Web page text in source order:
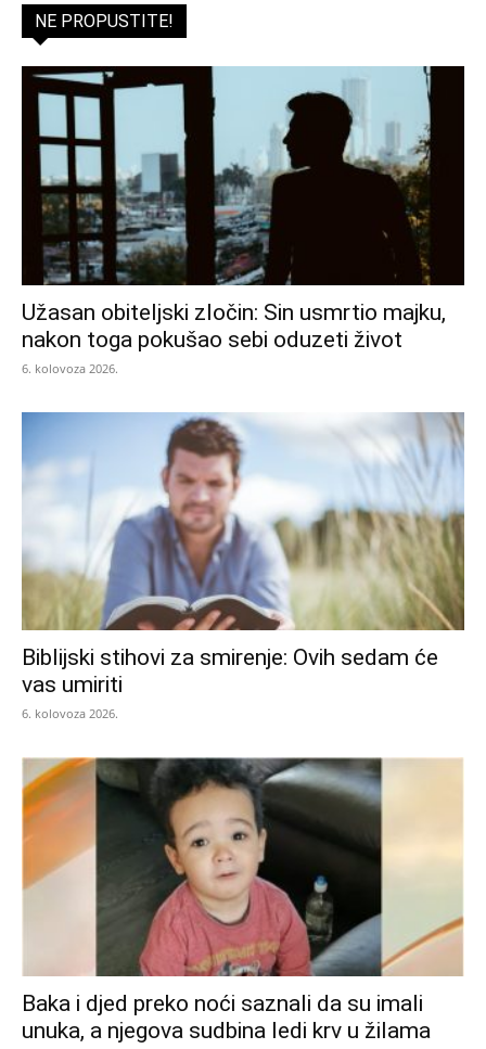
NE PROPUSTITE!
Užasan obiteljski zločin: Sin usmrtio majku,
nakon toga pokušao sebi oduzeti život
6. kolovoza 2026.
Biblijski stihovi za smirenje: Ovih sedam će
vas umiriti
6. kolovoza 2026.
Baka i djed preko noći saznali da su imali
unuka, a njegova sudbina ledi krv u žilama